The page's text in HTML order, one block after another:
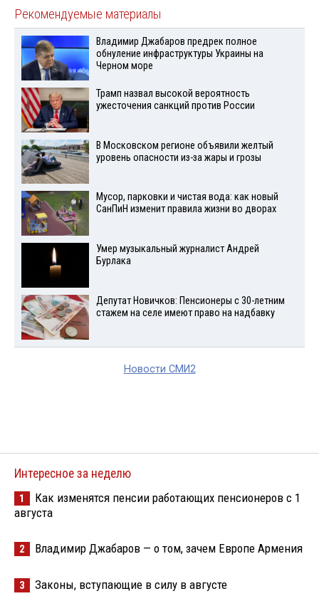
Рекомендуемые материалы
Владимир Джабаров предрек полное
обнуление инфраструктуры Украины на
Черном море
Трамп назвал высокой вероятность
ужесточения санкций против России
В Московском регионе объявили желтый
уровень опасности из-за жары и грозы
Мусор, парковки и чистая вода: как новый
СанПиН изменит правила жизни во дворах
Умер музыкальный журналист Андрей
Бурлака
Депутат Новичков: Пенсионеры с 30-летним
стажем на селе имеют право на надбавку
Новости СМИ2
Интересное за неделю
1
Как изменятся пенсии работающих пенсионеров с 1
августа
2 Владимир Джабаров — о том, зачем Европе Армения
3 Законы, вступающие в силу в августе